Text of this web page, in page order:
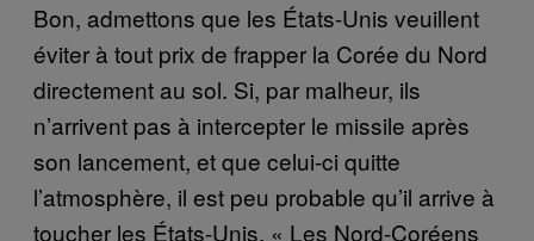
Bon, admettons que les États-Unis veuillent
éviter à tout prix de frapper la Corée du Nord
directement au sol. Si, par malheur, ils
n’arrivent pas à intercepter le missile après
son lancement, et que celui-ci quitte
l’atmosphère, il est peu probable qu’il arrive à
toucher les États-Unis. « Les Nord-Coréens